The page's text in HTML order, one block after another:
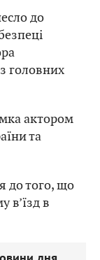
до
головних
актором
та
до того, що
в’їзд в